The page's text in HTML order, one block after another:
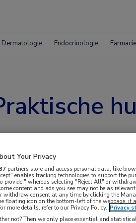
Dermatologie Endocrinologie Farmacie
Voor wie? Programma
Your Privacy
partners store and access personal data, like
enables tracking technologies to support the
provide," whereas selecting "Reject All" or
content and ads you see may not be as
withdraw consent at any time by clicking the
floating icon on the bottom-left of the webpage,
more details, refer to our Privacy Policy. Privacy
not? Then we only place essential and